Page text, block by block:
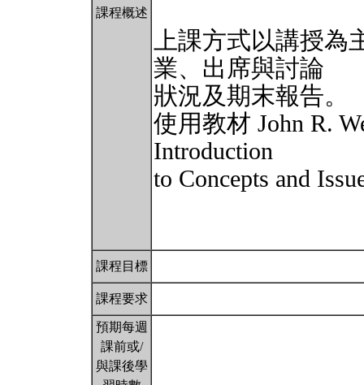
課程概述
上課方式以講授為
業、出席與討論
狀況及期末報告。
使用教材 John R.
Introduction
to Concepts and
課程目標
課程要求
預期每週
課前或/
與課後學